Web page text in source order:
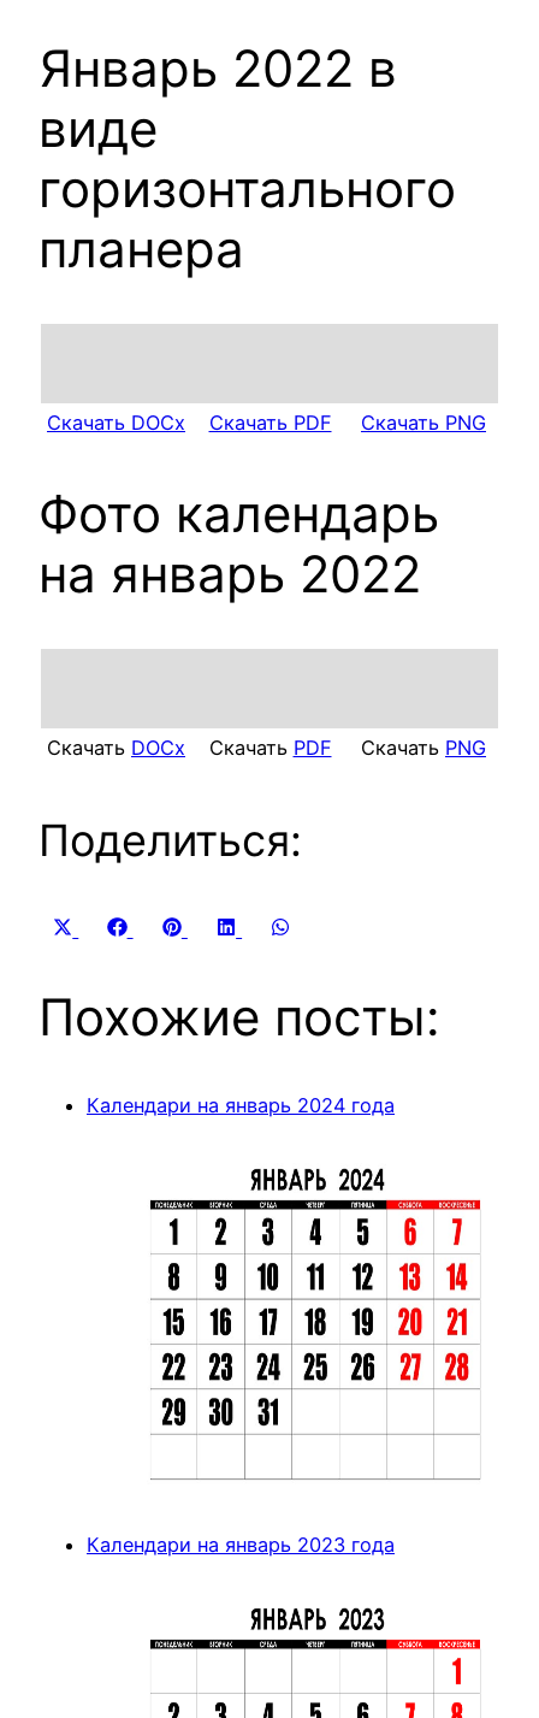
Январь 2022 в
виде
горизонтального
планера
Скачать DOCx Скачать PDF Скачать PNG
Фото календарь
на январь 2022
Скачать DOCx Скачать PDF Скачать PNG
Поделиться:
Share
Share
Facebook
Share
PinterestShare
LinkedIn
Похожие посты:
Календари на январь 2024 года
Календари на январь 2023 года